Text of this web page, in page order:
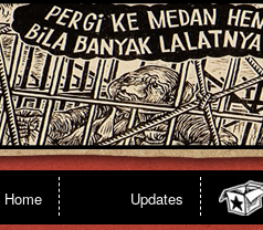
Home Updates